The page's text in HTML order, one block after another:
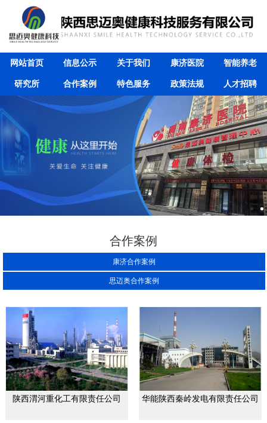
网站首页 信息公示 关于我们 康济医院 智能养老
研究所 合作案例 特色服务 政策法规 人才招聘
合作案例
康济合作案例
思迈奥合作案例
陕西渭河重化工有限责任公司 华能陕西秦岭发电有限责任公司